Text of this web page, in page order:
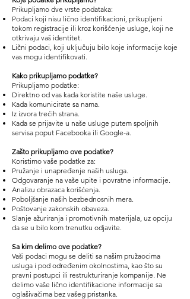
Prikupljamo dve vrste podataka:
Podaci koji nisu lično identifikacioni, prikupljeni
tokom registracije ili kroz korišćenje usluge, koji ne
otkrivaju vaš identitet.
Lični podaci, koji uključuju bilo koje informacije koje
vas mogu identifikovati.
Kako prikupljamo podatke?
Prikupljamo podatke:
Direktno od vas kada koristite naše usluge.
Kada komunicirate sa nama.
Iz izvora trećih strana.
Kada se prijavite u naše usluge putem spoljnih
servisa poput Facebooka ili Google-a.
Zašto prikupljamo ove podatke?
Koristimo vaše podatke za:
Pružanje i unapređenje naših usluga.
Odgovaranje na vaše upite i povratne informacije.
Analizu obrazaca korišćenja.
Poboljšanje naših bezbednosnih mera.
Poštovanje zakonskih obaveza.
Slanje ažuriranja i promotivnih materijala, uz opciju
da se u bilo kom trenutku odjavite.
Sa kim delimo ove podatke?
Vaši podaci mogu se deliti sa našim pružaocima
usluga i pod određenim okolnostima, kao što su
pravni postupci ili restrukturiranje kompanije. Ne
delimo vaše lično identifikacione informacije sa
oglašivačima bez vašeg pristanka.